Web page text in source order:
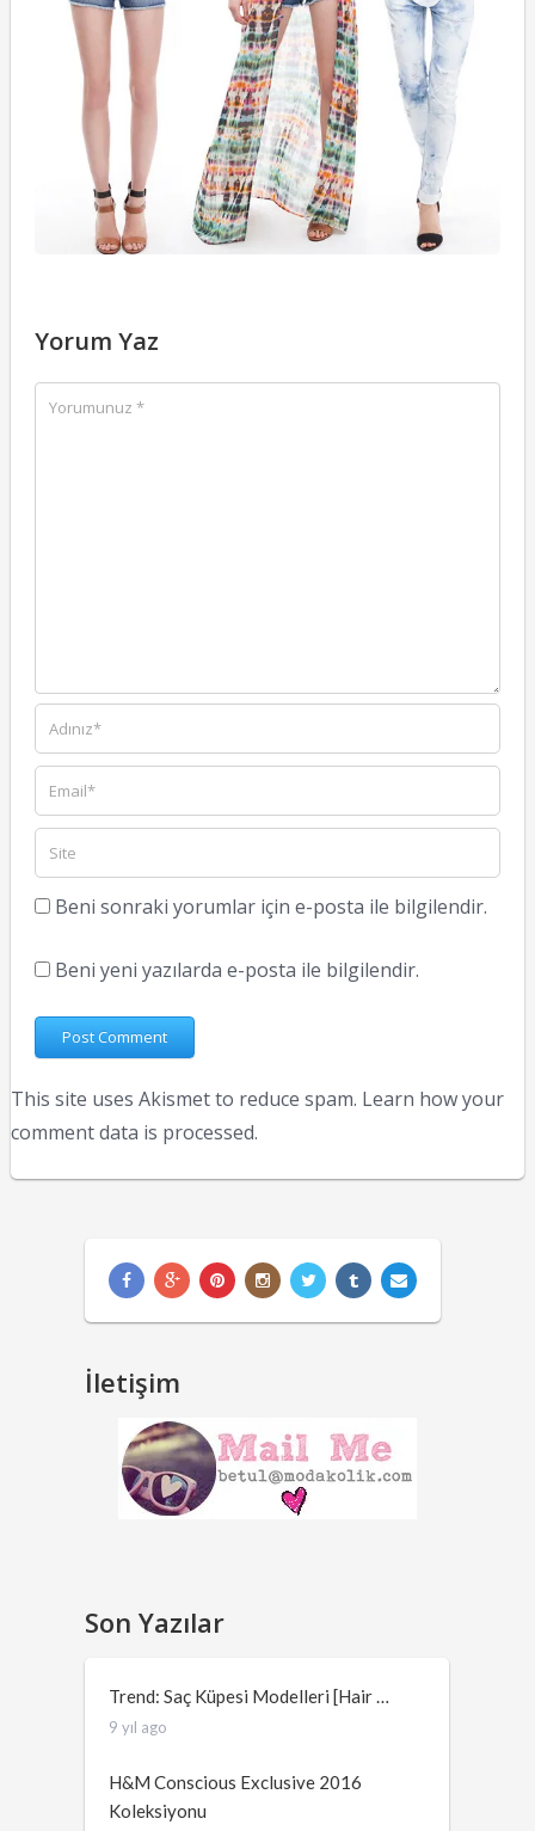
Yorum Yaz
Beni sonraki yorumlar için e-posta ile bilgilendir.
Beni yeni yazılarda e-posta ile bilgilendir.
This site uses Akismet to reduce spam. Learn how your
comment data is processed.
İletişim
Son Yazılar
Trend: Saç Küpesi Modelleri [Hair …
9 yıl ago
H&M Conscious Exclusive 2016
Koleksiyonu